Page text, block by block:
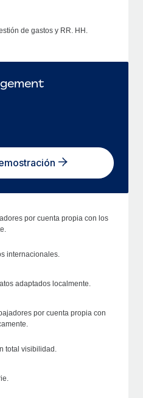
de gastos y RR. HH.
por cuenta propia con los
internacionales.
adaptados localmente.
por cuenta propia con
total visibilidad.